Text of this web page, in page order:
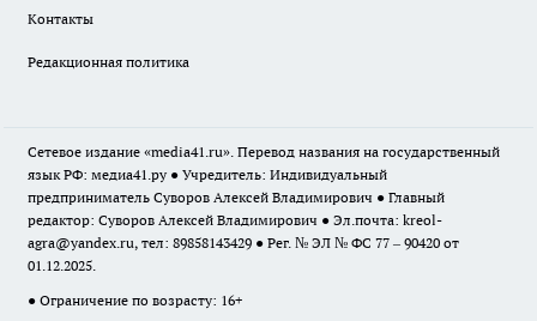
Контакты
Редакционная политика
Сетевое издание «media41.ru». Перевод названия на государственный
язык РФ: медиа41.ру ● Учредитель: Индивидуальный
предприниматель Суворов Алексей Владимирович ● Главный
редактор: Суворов Алексей Владимирович ● Эл.почта: kreol-
agra@yandex.ru, тел: 89858143429 ● Рег. № ЭЛ № ФС 77 – 90420 от
01.12.2025.
● Ограничение по возрасту: 16+